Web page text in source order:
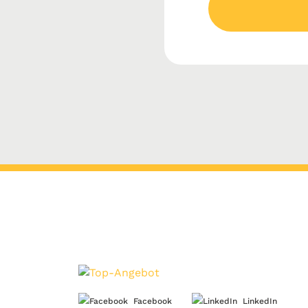
Facebook LinkedIn